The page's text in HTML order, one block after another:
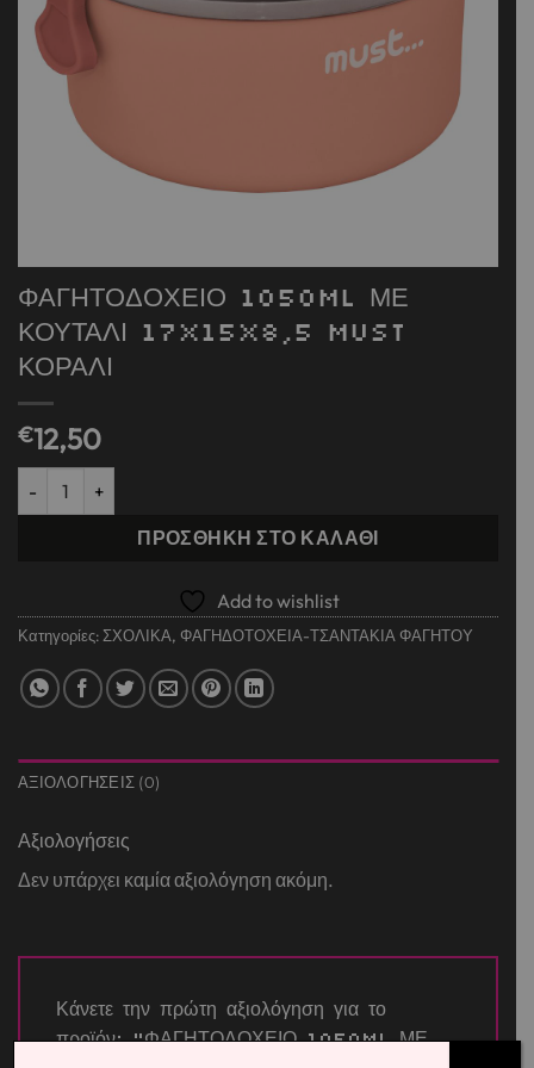
ΦΑΓΗΤΟΔΟΧΕΙΟ 1050ML ΜΕ
ΚΟΥΤΑΛΙ 17X15X8,5 MUST
ΚΟΡΑΛΙ
€12,50
ΦΑΓΗΤΟΔΟΧΕΙΟ 1050ML ΜΕ ΚΟΥΤΑΛΙ 17X15X8,5 MUST ΚΟΡΑΛΙ
ΠΡΟΣΘΉΚΗ ΣΤΟ ΚΑΛΆΘΙ
Add to wishlist
Κατηγορίες: ΣΧΟΛΙΚΑ, ΦΑΓΗΔΟΤΟΧΕΙΑ-ΤΣΑΝΤΑΚΙΑ ΦΑΓΗΤΟΥ
ΑΞΙΟΛΟΓΉΣΕΙΣ (0)
Αξιολογήσεις
Δεν υπάρχει καμία αξιολόγηση ακόμη.
Κάνετε την πρώτη αξιολόγηση για το
προϊόν: “ΦΑΓΗΤΟΔΟΧΕΙΟ 1050ML ΜΕ